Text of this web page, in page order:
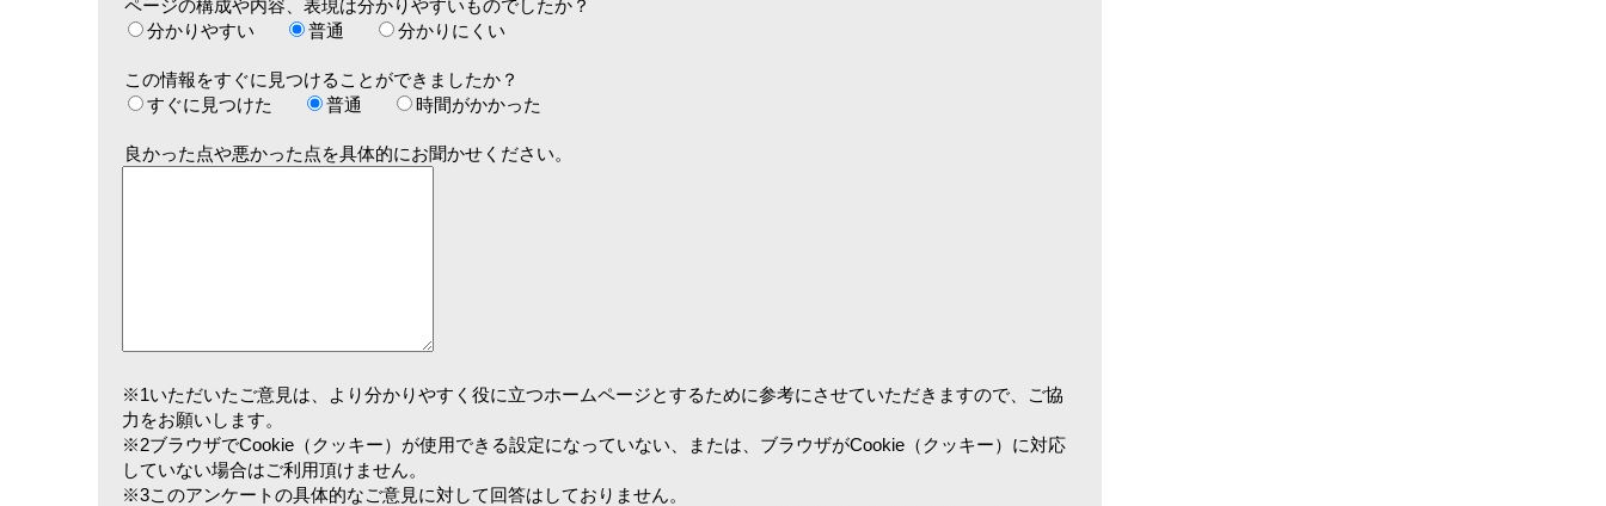
ページの構成や内容、表現は分かりやすいものでしたか？
分かりやすい
普通 分かりにくい
この情報をすぐに見つけることができましたか？
すぐに見つけた
普通 時間がかかった
良かった点や悪かった点を具体的にお聞かせください。
※1いただいたご意見は、より分かりやすく役に立つホームページとするために参考にさせていただきますので、ご協
力をお願いします。
※2ブラウザでCookie（クッキー）が使用できる設定になっていない、または、ブラウザがCookie（クッキー）に対応
していない場合はご利用頂けません。
※3このアンケートの具体的なご意見に対して回答はしておりません。